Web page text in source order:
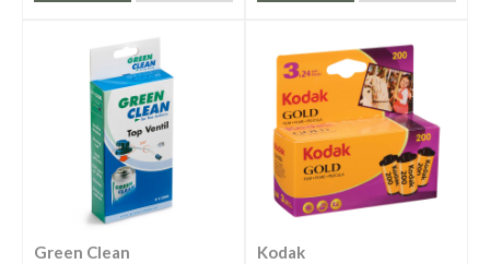
Green Clean Kodak